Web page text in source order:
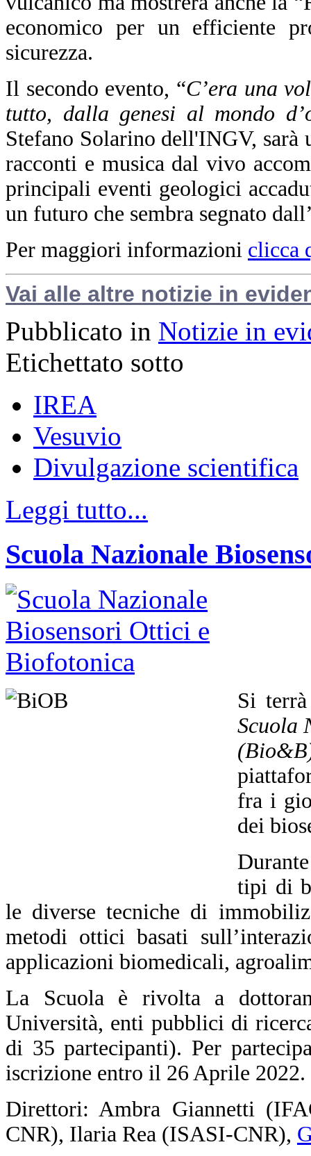
economico per un efficiente
sicurezza.
Il secondo evento, “C’era una
tutto, dalla genesi al mondo
Stefano Solarino dell'INGV,
racconti e musica dal vivo
principali eventi geologici
un futuro che sembra segnato
Per maggiori informazioni clicca
Vai alle altre notizie in
Pubblicato in Notizie in
Etichettato sotto
IREA
Vesuvio
Divulgazione scientifica
Leggi tutto...
Scuola Nazionale
Si
Scuola
fra i
dei
tipi di
le diverse tecniche di
metodi ottici basati
applicazioni biomedicali,
La Scuola è rivolta a
Università, enti pubblici di
di 35 partecipanti). Per
iscrizione entro il 26 Aprile 2022.
Direttori: Ambra Giannetti
CNR), Ilaria Rea (ISASI-CNR),